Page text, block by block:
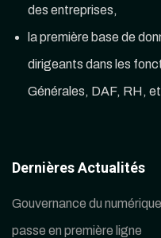
des entreprises,
la première base de
dirigeants dans les
Générales, DAF, RH,
Dernières Actualités
Gouvernance du
passe en première ligne